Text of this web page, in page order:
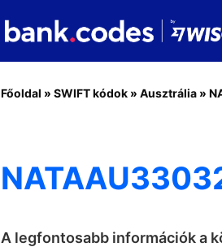
Főoldal » SWIFT kódok » Ausztrália »
A legfontosabb információk a